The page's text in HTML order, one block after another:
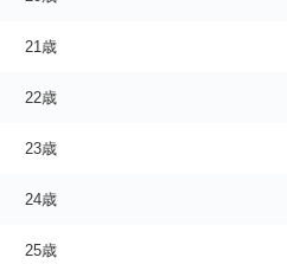
21歳
22歳
23歳
24歳
25歳